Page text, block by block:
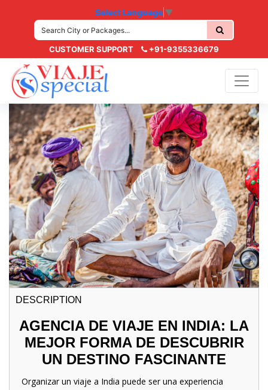
Select Language ▼
CUSTOMER SUPPORT +91-9355336679
DESCRIPTION
AGENCIA DE VIAJE EN INDIA: LA
MEJOR FORMA DE DESCUBRIR
UN DESTINO FASCINANTE
Organizar un viaje a India puede ser una experiencia